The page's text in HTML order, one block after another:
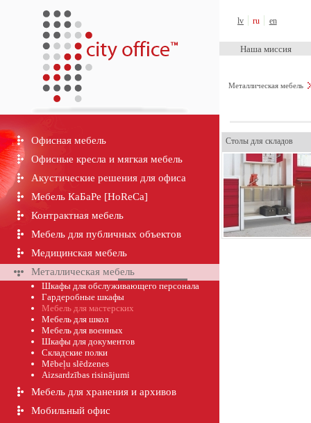
lv ru en
Наша миссия
Металлическая мебель
Офисная мебель
Офисные кресла и мягкая мебель
Акустические решения для офиса
Мебель КаБаРе [HoReCa]
Контрактная мебель
Мебель для публичных объектов
Медицинская мебель
Металлическая мебель
Шкафы для обслуживающего персонала
Гардеробные шкафы
Мебель для мастерских
Мебель для школ
Мебель для военных
Шкафы для документов
Складские полки
Mēbeļu slēdzenes
Aizsardzības risinājumi
Мебель для хранения и архивов
Мобильный офис
Столы для складов